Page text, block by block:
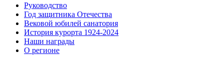
Руководство
Год защитника Отечества
Вековой юбилей санатория
История курорта 1924-2024
Наши награды
О регионе